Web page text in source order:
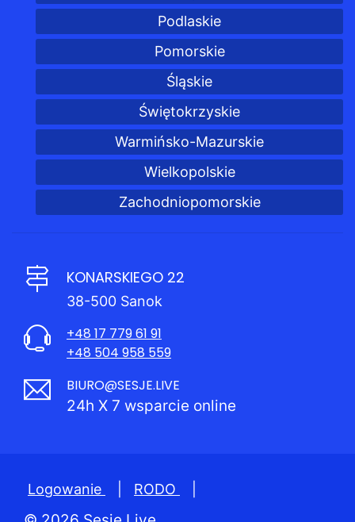
Podlaskie
Pomorskie
Śląskie
Świętokrzyskie
Warmińsko-Mazurskie
Wielkopolskie
Zachodniopomorskie
KONARSKIEGO 22
38-500 Sanok
+48 17 779 61 91
+48 504 958 559
BIURO@SESJE.LIVE
24h X 7 wsparcie online
Logowanie RODO